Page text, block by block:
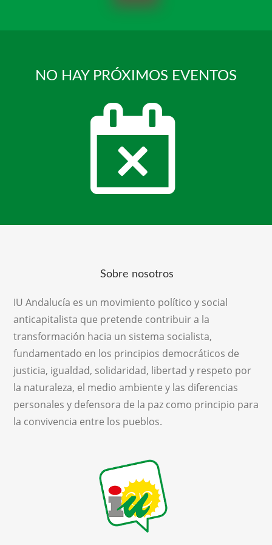
NO HAY PRÓXIMOS EVENTOS
Sobre nosotros
IU Andalucía es un movimiento político y social
anticapitalista que pretende contribuir a la
transformación hacia un sistema socialista,
fundamentado en los principios democráticos de
justicia, igualdad, solidaridad, libertad y respeto por
la naturaleza, el medio ambiente y las diferencias
personales y defensora de la paz como principio para
la convivencia entre los pueblos.